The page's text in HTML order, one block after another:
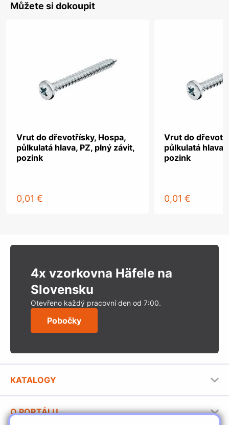
Můžete si dokoupit
Vrut do dřevotřísky, Hospa,
půlkulatá hlava, PZ, plný závit,
pozink
0,01 €
Vrut do
půlkulatá hlava,
pozink
0,01 €
4x vzorkovna Häfele na
Slovensku
Otevřeno každý pracovní den od 7:00.
Pobočky
KATALOGY
Stavební katalog Häfele
O PORTÁLU